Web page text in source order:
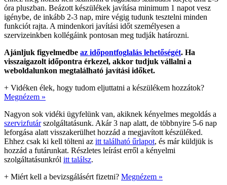
óra pluszban. Beázott készülékek javítása minimum 1 napot vesz
igénybe, de inkább 2-3 nap, mire végig tudunk tesztelni minden
funkciót rajta. A mindenkori javítási időt személyesen a
szervizeinkben kollégáink pontosan meg tudják határozni.
Ajánljuk figyelmedbe az időpontfoglalás lehetőségét. Ha
visszaigazolt időpontra érkezel, akkor tudjuk vállalni a
weboldalunkon megtalálható javítási időket.
+ Vidéken élek, hogy tudom eljuttatni a készülékem hozzátok?
Megnézem »
Nagyon sok vidéki ügyfelünk van, akiknek kényelmes megoldás a
szervizfutárszolgáltatásunk. Akár 3 nap alatt, de többnyire 5-6 nap
leforgása alatt visszakerülhet hozzád a megjavított készüléked.
Ehhez csak ki kell tölteni az itt található űrlapot, és már küldjük is
hozzád a futárunkat. Részletes leírást erről a kényelmi
szolgáltatásunkról itt találsz.
+ Miért kell a bevizsgálásért fizetni? Megnézem »